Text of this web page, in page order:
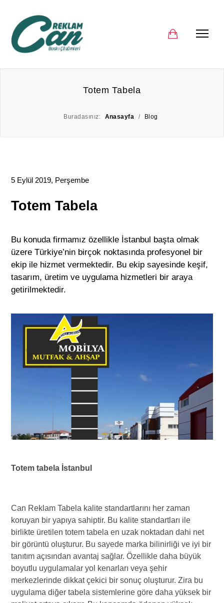
Totem Tabela
Buradasınız: Anasayfa / Blog
5 Eylül 2019, Perşembe
Totem Tabela
Bu konuda firmamız özellikle İstanbul başta olmak
üzere Türkiye’nin birçok noktasında profesyonel bir
ekip ile hizmet vermektedir. Bu ekip sayesinde keşif,
tasarım, üretim ve uygulama hizmetleri bir araya
getirilmektedir.
Totem tabela İstanbul
Can Reklam Tabela kalite standartlarını her zaman
koruyan bir yapıya sahiptir. Bu kalite standartları ile
birlikte üretilen totem tabela en uzak noktadan dahi net
bir görüntü oluşturur. Bu sayede marka bilinirliği ve iyi bir
tanıtım açısından avantaj sağlar. Özellikle daha büyük
boyutlu uygulamalar yol kenarları veya şehir
merkezlerinde dikkat çekici bir sonuç oluşturur. Zira bu
uygulama diğer tabela sistemlerine göre daha yüksek bir